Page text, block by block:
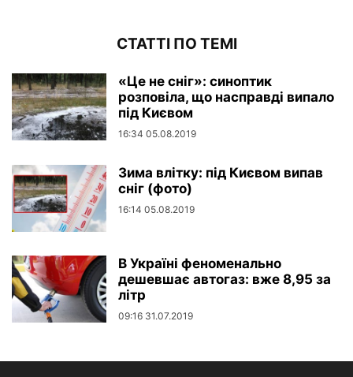
СТАТТІ ПО ТЕМІ
«Це не сніг»: синоптик
розповіла, що насправді випало
під Києвом
16:34 05.08.2019
Зима влітку: під Києвом випав
сніг (фото)
16:14 05.08.2019
В Україні феноменально
дешевшає автогаз: вже 8,95 за
літр
09:16 31.07.2019